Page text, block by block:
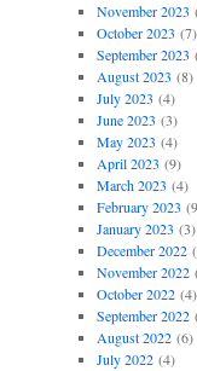
November 2023
October 2023 (7)
September 2023
August 2023 (8)
July 2023 (4)
June 2023 (3)
May 2023 (4)
April 2023 (9)
March 2023 (4)
February 2023
January 2023 (3)
December 2022
November 2022
October 2022(4)
September 2022
August 2022(6)
July 2022(4)